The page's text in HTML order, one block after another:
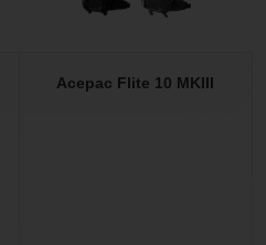
Acepac Flite 10 MKIII